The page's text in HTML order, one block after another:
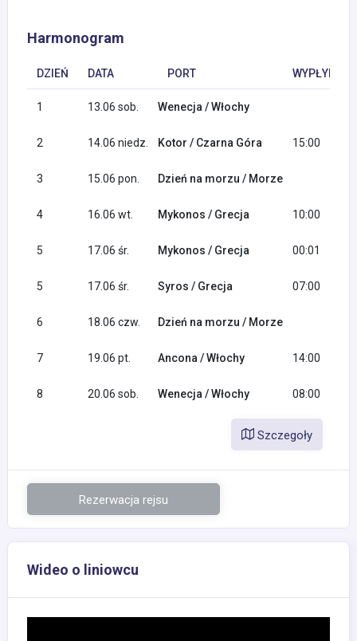
Harmonogram
DZIEŃ DATA PORT
1 13.06 sob. Wenecja / Włochy
2 14.06 niedz. Kotor / Czarna Góra 15:00
3 15.06 pon. Dzień na morzu / Morze
4 16.06 wt. Mykonos / Grecja 10:00
5 17.06 śr. Mykonos / Grecja 00:01
5 17.06 śr. Syros / Grecja 07:00
6 18.06 czw. Dzień na morzu / Morze
7 19.06 pt. Ancona / Włochy 14:00
8 20.06 sob. Wenecja / Włochy 08:00
Szczegoły
Rezerwacja rejsu
Wideo o liniowcu